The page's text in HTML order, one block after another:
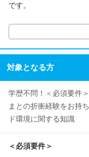
です。
対象となる方
学歴不問！＜必須要件
まとの折衝経験をお持
ド環境に関する知識
＜必須要件＞